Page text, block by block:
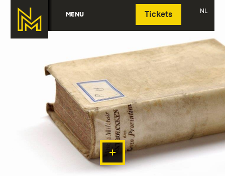
MENU Tickets NL
Deutsch